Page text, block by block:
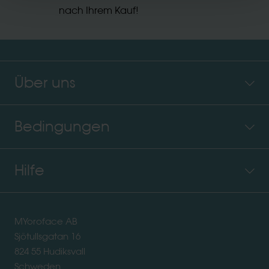
nach Ihrem Kauf!
Über uns
Bedingungen
Hilfe
MYoroface AB
Sjötullsgatan 16
824 55 Hudiksvall
Schweden